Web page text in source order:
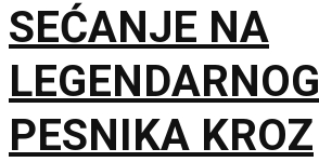
SEĆANJE NA
LEGENDARNOG
PESNIKA KROZ